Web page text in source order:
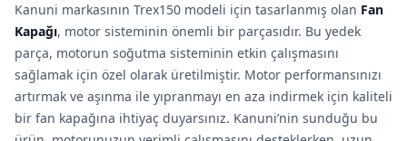
Kanuni markasının Trex150 modeli için tasarlanmış olan Fan
Kapağı, motor sisteminin önemli bir parçasıdır. Bu yedek
parça, motorun soğutma sisteminin etkin çalışmasını
sağlamak için özel olarak üretilmiştir. Motor performansınızı
artırmak ve aşınma ile yıpranmayı en aza indirmek için kaliteli
bir fan kapağına ihtiyaç duyarsınız. Kanuni’nin sunduğu bu